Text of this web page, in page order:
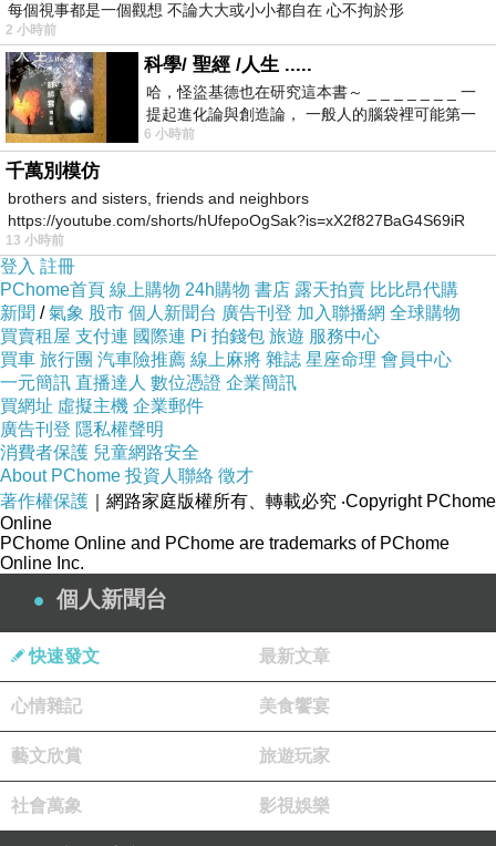
位於安曼東部的Ayn Ghazal，是近東地區最大的史
前定
居點之一。在那裡發現了許多可追溯到
年的人
形石膏雕像，是迄今發現的最古老的石像。
而城鎮和城市中心的發展，最早是出現在青銅時代
早期，
外約旦的村莊在水資源和農業用地可靠的地區迅
速擴
每個視事都是一個觀想 不論大大或小小都自在 心不拘於形
2 小時前
科學/ 聖經 /人生 .....
哈，怪盜基德也在研究這本書～ _ _ _ _ _ _ _ 一
提起進化論與創造論， 一般人的腦袋裡可能第一
時間就有「 進化論很科
6 小時前
千萬別模仿
brothers and sisters, friends and neighbors
https://youtube.com/shorts/hUfepoOgSak?is=xX2f827BaG4S69iR
https
13 小時前
登入 註冊
PChome首頁 線上購物 24h購物 書店 露天拍賣 比比昂代購
新聞 /氣象 股市 個人新聞台 廣告刊登 加入聯播網 全球購物
買賣租屋 支付連 國際連 Pi 拍錢包 旅遊 服務中心
買車 旅行團 汽車險推薦 線上麻將 雜誌 星座命理 會員中心
一元簡訊 直播達人 數位憑證 企業簡訊
買網址 虛擬主機 企業郵件
廣告刊登 隱私權聲明
消費者保護 兒童網路安全
About PChome 投資人聯絡 徵才
著作權保護 ｜網路家庭版權所有、轉載必究 ‧Copyright PChome
Online
PChome Online and PChome are trademarks of PChome
Online Inc.
個人新聞台
快速發文 最新文章
心情雜記 美食饗宴
藝文欣賞 旅遊玩家
社會萬象 影視娛樂